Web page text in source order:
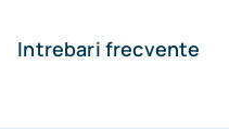
Intrebari frecvente